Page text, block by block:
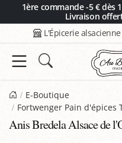
1ère commande -5 € dès
Livraison
L'Épicerie alsacienne
E-Boutique
Fortwenger Pain d'épices
Anis Bredela Alsace de
Panneau de gestion des